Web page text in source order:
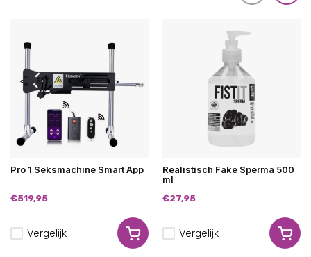
Pro 1 Seksmachine Smart App
€519,95
Vergelijk
Realistisch Fake Sperma 500
ml
€27,95
Vergelijk